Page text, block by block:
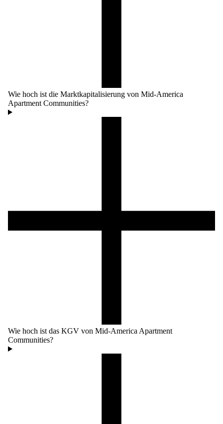
Wie hoch ist die Marktkapitalisierung von Mid-America
Apartment Communities?
Wie hoch ist das KGV von Mid-America Apartment
Communities?